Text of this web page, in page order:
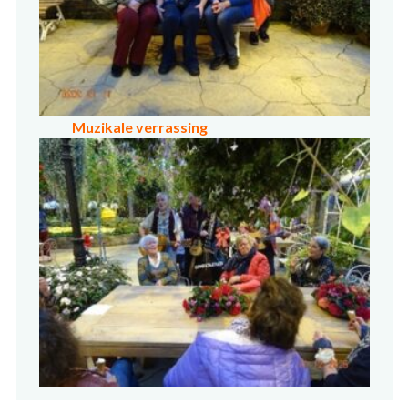
Muzikale verrassing